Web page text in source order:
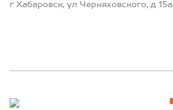
г Хабаровск, ул Черняховского, д 15а